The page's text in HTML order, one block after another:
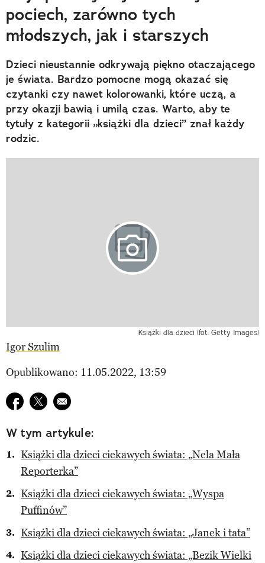
pociech, zarówno tych
młodszych, jak i starszych
Dzieci nieustannie odkrywają piękno otaczającego
je świata. Bardzo pomocne mogą okazać się
czytanki czy nawet kolorowanki, które uczą, a
przy okazji bawią i umilą czas. Warto, aby te
tytuły z kategorii „książki dla dzieci” znał każdy
rodzic.
Książki dla dzieci (fot. Getty Images)
Igor Szulim
Opublikowano: 11.05.2022, 13:59
Udostępnij na facebook
Udostępnij na twitter
E-mail do przyjaciela
W tym artykule:
Książki dla dzieci ciekawych świata: „Nela Mała
Reporterka”
Książki dla dzieci ciekawych świata: „Wyspa
Puffinów”
Książki dla dzieci ciekawych świata: „Janek i tata”
Książki dla dzieci ciekawych świata: „Bezik Wielki